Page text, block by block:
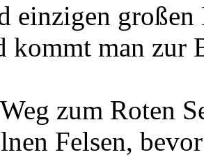
einzigen
kommt man
zum Roten
Felsen,